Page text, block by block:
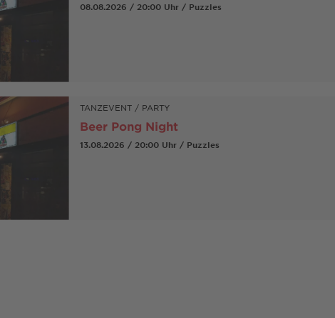
08.08.2026 / 20:00 Uhr / Puzzles
TANZEVENT / PARTY
Beer Pong Night
13.08.2026 / 20:00 Uhr / Puzzles